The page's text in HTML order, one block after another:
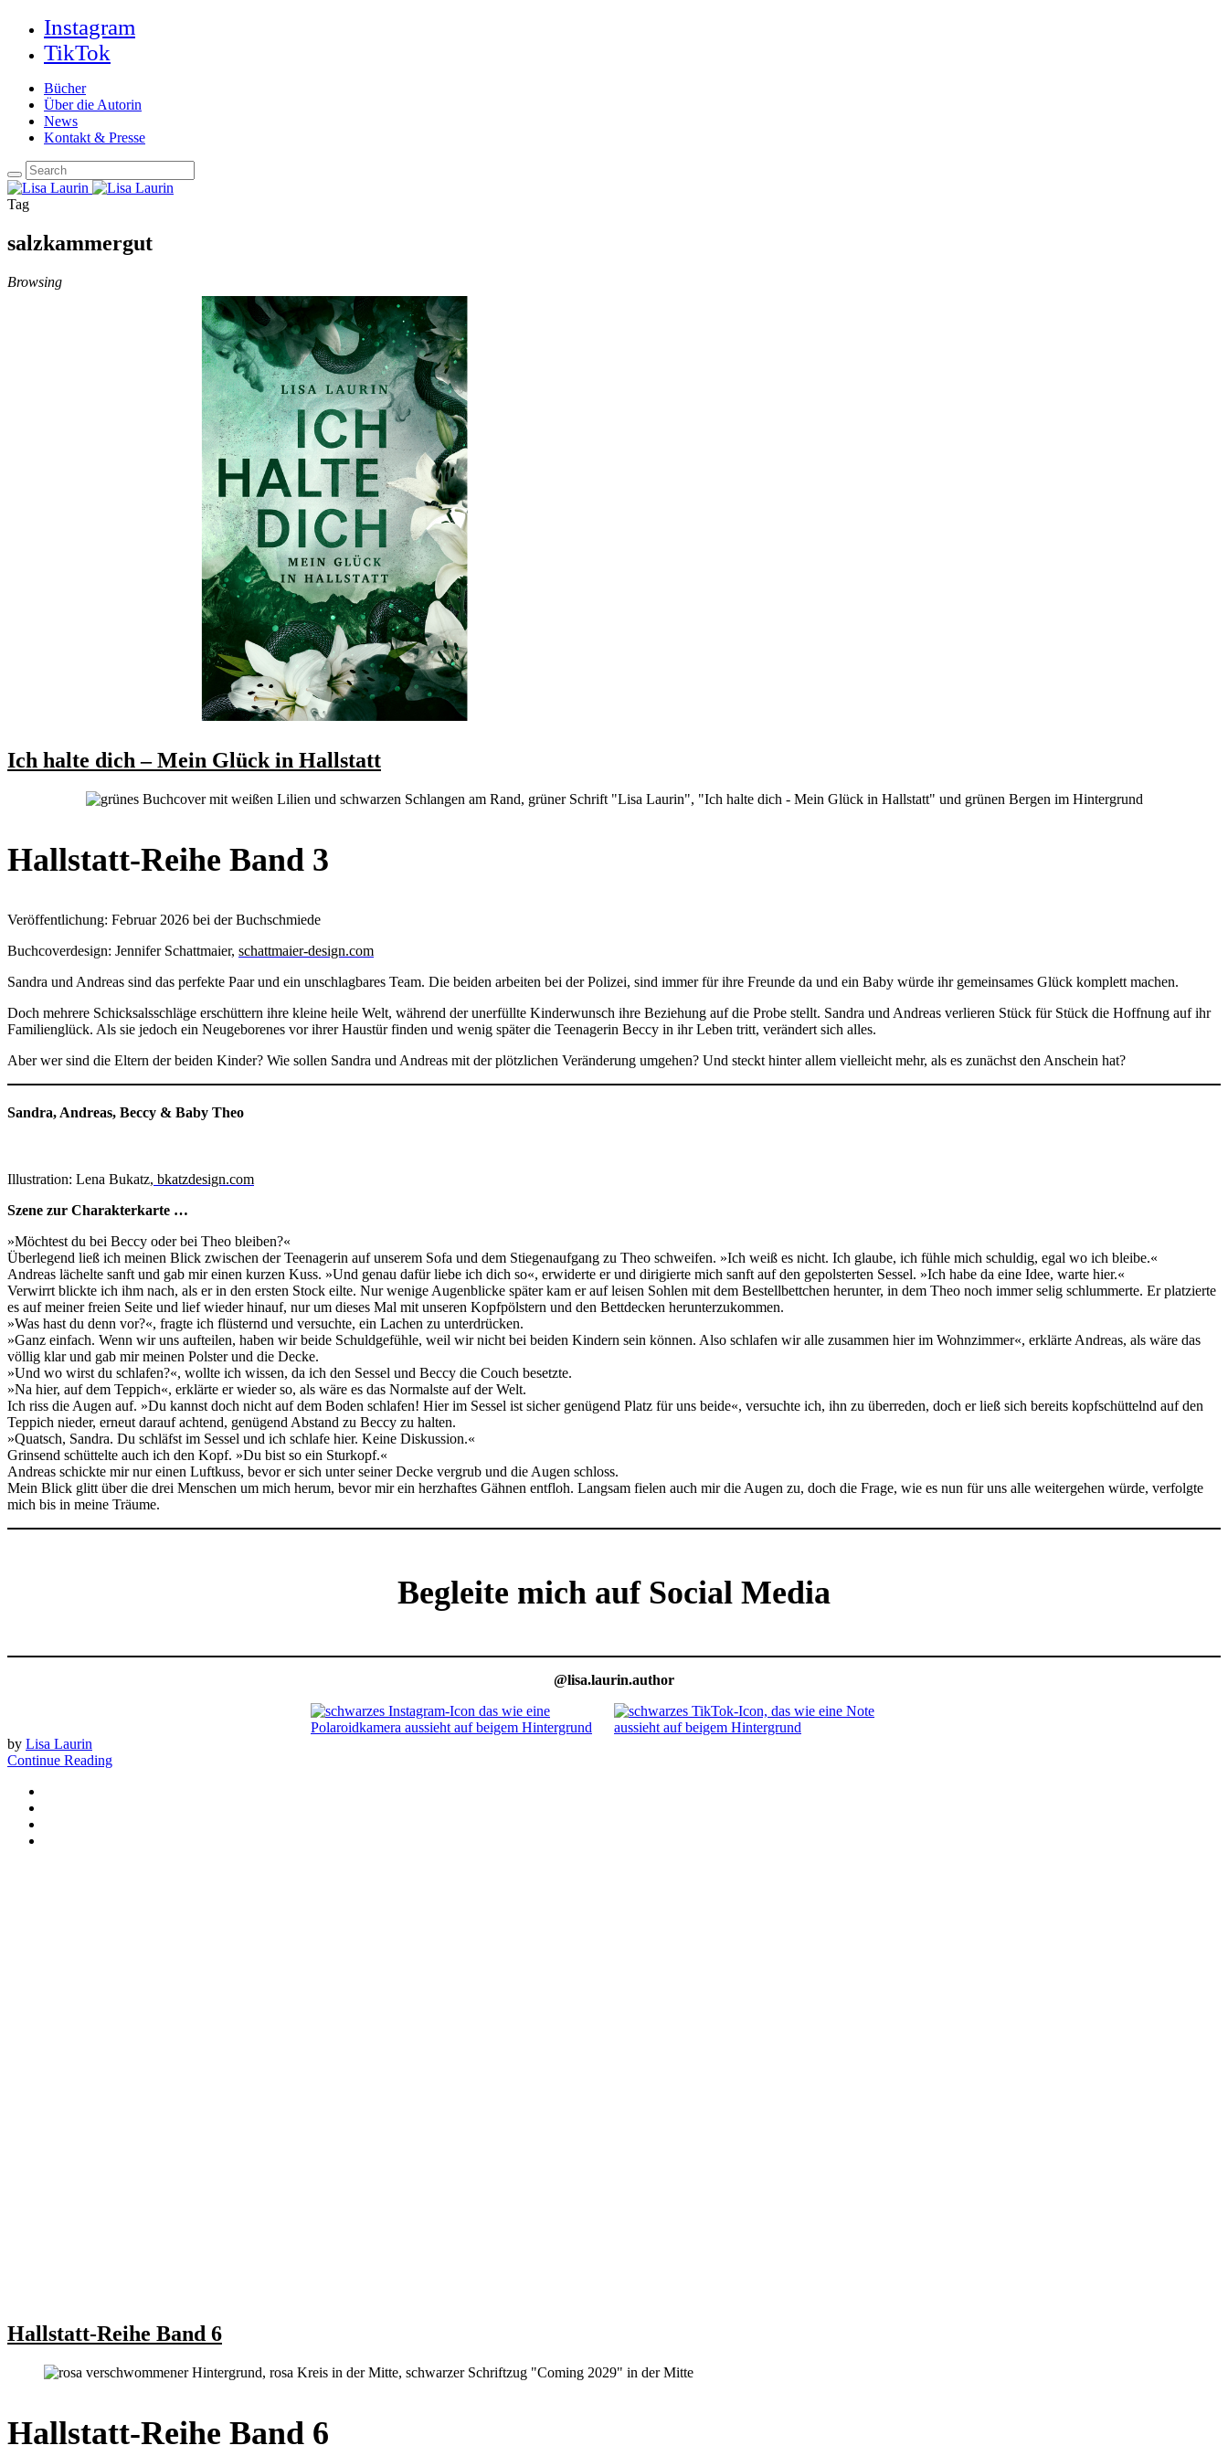
Instagram
TikTok
Bücher
Über die Autorin
News
Kontakt & Presse
Tag
salzkammergut
Browsing
Ich halte dich – Mein Glück in Hallstatt
Hallstatt-Reihe Band 3
Veröffentlichung: Februar 2026 bei der Buchschmiede
Buchcoverdesign: Jennifer Schattmaier, schattmaier-design.com
Sandra und Andreas sind das perfekte Paar und ein unschlagbares Team. Die beiden arbeiten bei der Polizei, sind immer für ihre Freunde da und ein Baby würde ihr gemeinsames Glück komplett machen.
Doch mehrere Schicksalsschläge erschüttern ihre kleine heile Welt, während der unerfüllte Kinderwunsch ihre Beziehung auf die Probe stellt. Sandra und Andreas verlieren Stück für Stück die Hoffnung auf ihr
Familienglück. Als sie jedoch ein Neugeborenes vor ihrer Haustür finden und wenig später die Teenagerin Beccy in ihr Leben tritt, verändert sich alles.
Aber wer sind die Eltern der beiden Kinder? Wie sollen Sandra und Andreas mit der plötzlichen Veränderung umgehen? Und steckt hinter allem vielleicht mehr, als es zunächst den Anschein hat?
Sandra, Andreas, Beccy & Baby Theo
Illustration: Lena Bukatz, bkatzdesign.com
Szene zur Charakterkarte …
»Möchtest du bei Beccy oder bei Theo bleiben?«
Überlegend ließ ich meinen Blick zwischen der Teenagerin auf unserem Sofa und dem Stiegenaufgang zu Theo schweifen. »Ich weiß es nicht. Ich glaube, ich fühle mich schuldig, egal wo ich bleibe.«
Andreas lächelte sanft und gab mir einen kurzen Kuss. »Und genau dafür liebe ich dich so«, erwiderte er und dirigierte mich sanft auf den gepolsterten Sessel. »Ich habe da eine Idee, warte hier.«
Verwirrt blickte ich ihm nach, als er in den ersten Stock eilte. Nur wenige Augenblicke später kam er auf leisen Sohlen mit dem Bestellbettchen herunter, in dem Theo noch immer selig schlummerte. Er platzierte
es auf meiner freien Seite und lief wieder hinauf, nur um dieses Mal mit unseren Kopfpölstern und den Bettdecken herunterzukommen.
»Was hast du denn vor?«, fragte ich flüsternd und versuchte, ein Lachen zu unterdrücken.
»Ganz einfach. Wenn wir uns aufteilen, haben wir beide Schuldgefühle, weil wir nicht bei beiden Kindern sein können. Also schlafen wir alle zusammen hier im Wohnzimmer«, erklärte Andreas, als wäre das
völlig klar und gab mir meinen Polster und die Decke.
»Und wo wirst du schlafen?«, wollte ich wissen, da ich den Sessel und Beccy die Couch besetzte.
»Na hier, auf dem Teppich«, erklärte er wieder so, als wäre es das Normalste auf der Welt.
Ich riss die Augen auf. »Du kannst doch nicht auf dem Boden schlafen! Hier im Sessel ist sicher genügend Platz für uns beide«, versuchte ich, ihn zu überreden, doch er ließ sich bereits kopfschüttelnd auf den
Teppich nieder, erneut darauf achtend, genügend Abstand zu Beccy zu halten.
»Quatsch, Sandra. Du schläfst im Sessel und ich schlafe hier. Keine Diskussion.«
Grinsend schüttelte auch ich den Kopf. »Du bist so ein Sturkopf.«
Andreas schickte mir nur einen Luftkuss, bevor er sich unter seiner Decke vergrub und die Augen schloss.
Mein Blick glitt über die drei Menschen um mich herum, bevor mir ein herzhaftes Gähnen entfloh. Langsam fielen auch mir die Augen zu, doch die Frage, wie es nun für uns alle weitergehen würde, verfolgte
mich bis in meine Träume.
Begleite mich auf Social Media
@lisa.laurin.author
by Lisa Laurin
Continue Reading
Hallstatt-Reihe Band 6
Hallstatt-Reihe Band 6